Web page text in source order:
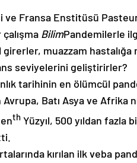
Fransa Enstitüsü
BilimPandemilerle
girerler, muazzam
seviyelerini geliştirirler?
tarihinin en ölümcül
Batı Asya ve Afrika
th Yüzyıl, 500 yıldan fazla
kırılan ilk veba